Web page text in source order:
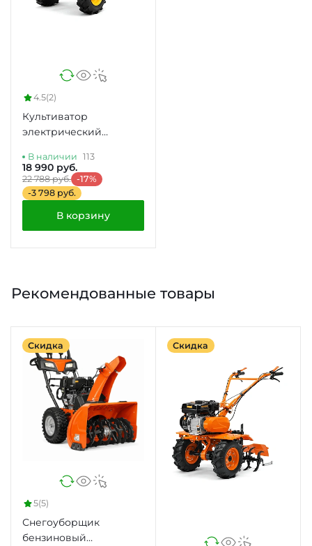
4.5(2)
Культиватор
электрический
В наличии 113
18 990 руб.
22 788 руб. -17%
-3 798 руб.
В корзину
Рекомендованные товары
Скидка
5(5)
Снегоуборщик
бензиновый
Скидка